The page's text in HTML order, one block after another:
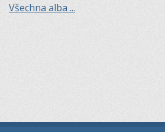
Všechna alba ...